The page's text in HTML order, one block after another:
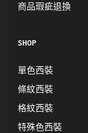
商品瑕疵退換
SHOP
單色西裝
條紋西裝
格紋西裝
特殊色西裝